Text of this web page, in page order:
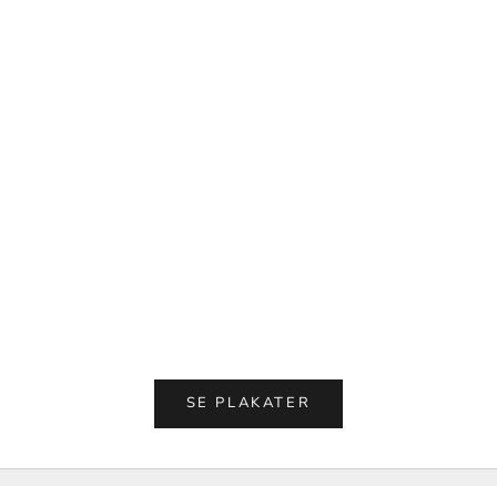
SE PLAKATER